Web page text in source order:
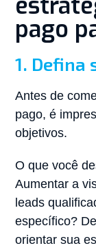
pago
1. Defina
Antes de
pago, é
objetivos.
O que você
Aumentar a
leads
específico?
orientar sua